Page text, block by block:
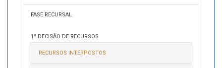
FASE RECURSAL
1ª DECISÃO DE RECURSOS
RECURSOS INTERPOSTOS